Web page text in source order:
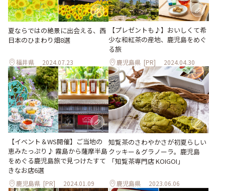
夏ならではの絶景に出会える、西
日本のひまわり畑8選
福井県 2024.07.23
【プレゼントも♪】おいしくて希
少な和紅茶の産地、鹿児島をめぐ
る旅
鹿児島県 [PR] 2024.04.30
【イベント＆WS開催】ご当地の
恵みたっぷり♪ 霧島から薩摩半島
をめぐる鹿児島旅で見つけたすて
きなお店6選
鹿児島県 [PR] 2024.01.09
知覧茶のさわやかさが初夏らしい
クッキー＆グラノーラ。鹿児島
「知覧茶専門店 KOIGOI」
鹿児島県 2023.06.06